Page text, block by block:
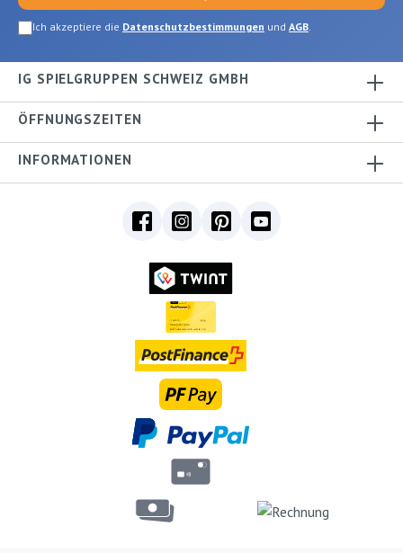
Ich akzeptiere die Datenschutzbestimmungen und AGB.
IG SPIELGRUPPEN SCHWEIZ GMBH
ÖFFNUNGSZEITEN
INFORMATIONEN